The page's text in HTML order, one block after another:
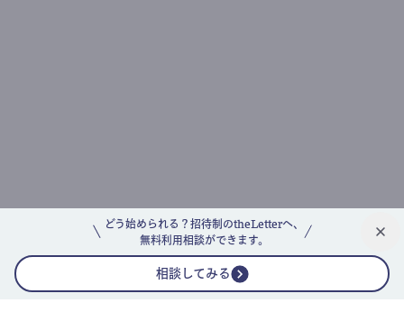
どう始められる？招待制のtheLetterへ、
無料利用相談ができます。
相談してみる